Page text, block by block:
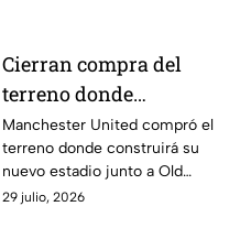
Cierran compra del
terreno donde
construirán nuevo
estadio de equipo de
Primera División con
techo estilo carpa de
Manchester United compró el
terreno donde construirá su
nuevo estadio junto a Old
Trafford; el recinto tendrá
29 julio, 2026